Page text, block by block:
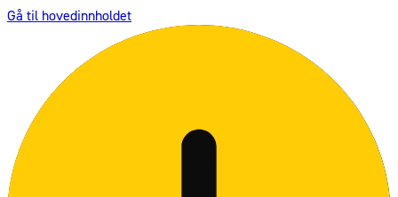
Gå til hovedinnholdet